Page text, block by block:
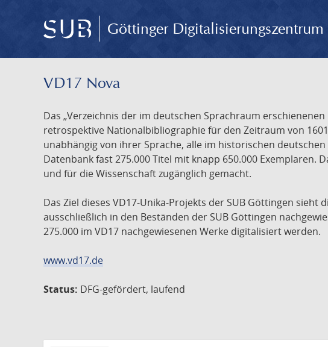
Göttinger Digitalisierungszentrum
VD17 Nova
Das „Verzeichnis der im deutschen Sprachraum
retrospektive Nationalbibliographie für den Zeitraum von
unabhängig von ihrer Sprache, alle im historischen
Datenbank fast 275.000 Titel mit knapp 650.000
und für die Wissenschaft zugänglich gemacht.
Das Ziel dieses VD17-Unika-Projekts der SUB Göttingen
ausschließlich in den Beständen der SUB Göttingen
275.000 im VD17 nachgewiesenen Werke digitalisiert werden.
www.vd17.de
Status: DFG-gefördert, laufend